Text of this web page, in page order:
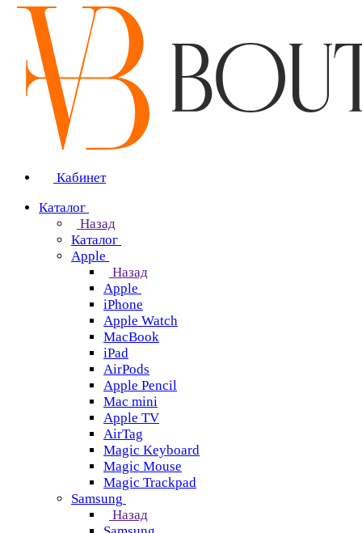
Кабинет
Каталог
Назад
Каталог
Apple
Назад
Apple
iPhone
Apple Watch
MacBook
iPad
AirPods
Apple Pencil
Mac mini
Apple TV
AirTag
Magic Keyboard
Magic Mouse
Magic Trackpad
Samsung
Назад